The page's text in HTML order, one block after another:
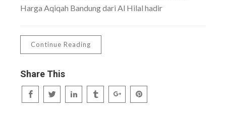
Harga Aqiqah Bandung dari Al Hilal hadir
Continue Reading
Share This